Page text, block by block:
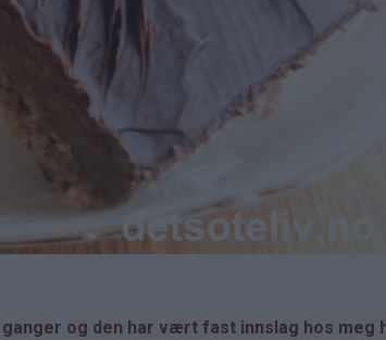
og den har vært fast innslag hos meg